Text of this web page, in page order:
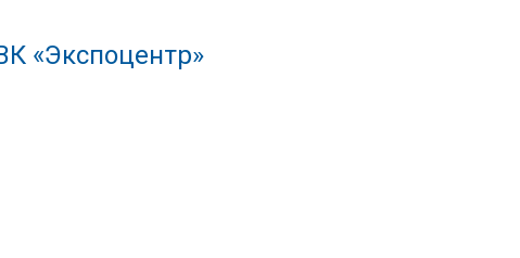
«Экспоцентр»